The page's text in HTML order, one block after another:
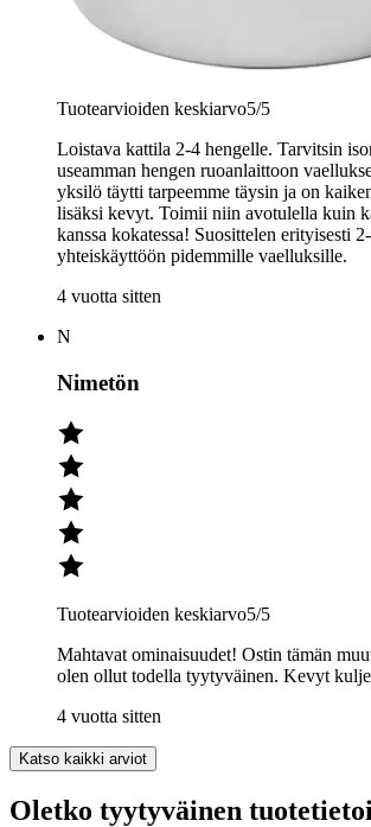
Tuotearvioiden keskiarvo5/5
Loistava kattila 2-4 hengelle. Tarvitsin
useamman hengen ruoanlaittoon
yksilö täytti tarpeemme täysin ja on
lisäksi kevyt. Toimii niin avotulella kuin
kanssa kokatessa! Suosittelen erityisesti
yhteiskäyttöön pidemmille vaelluksille.
4 vuotta sitten
N
Nimetön
Tuotearvioiden keskiarvo5/5
Mahtavat ominaisuudet! Ostin tämän
olen ollut todella tyytyväinen. Kevyt
4 vuotta sitten
Katso kaikki arviot
Oletko tyytyväinen